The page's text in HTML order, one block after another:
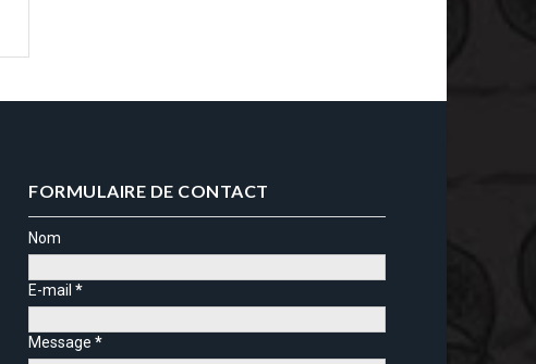
FORMULAIRE DE CONTACT
Nom
E-mail *
Message *